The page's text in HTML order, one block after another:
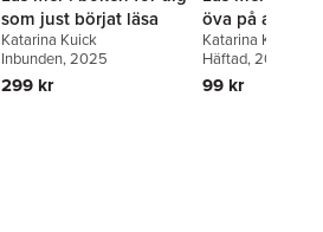
som just börjat läsa
Katarina Kuick
Inbunden, 2025
299 kr
öva på att
skriva
Katarina Kuick
Häftad, 2025
99 kr